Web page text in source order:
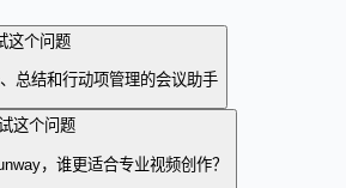
这个问题
总结和行动项管理的会议助手
这个问题
，谁更适合专业视频创作？